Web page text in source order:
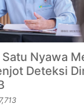
Nyawa
Deteksi